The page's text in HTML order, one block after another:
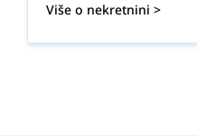
Više o nekretnini >